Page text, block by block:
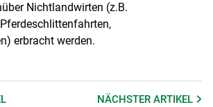
Nichtlandwirten (z.B.
erbracht werden.
NÄCHSTERARTIKEL